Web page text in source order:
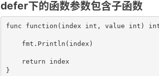
defer下的函数参数包含子函数
func function(index int, value int)
    fmt.Println(index)
    return index
}